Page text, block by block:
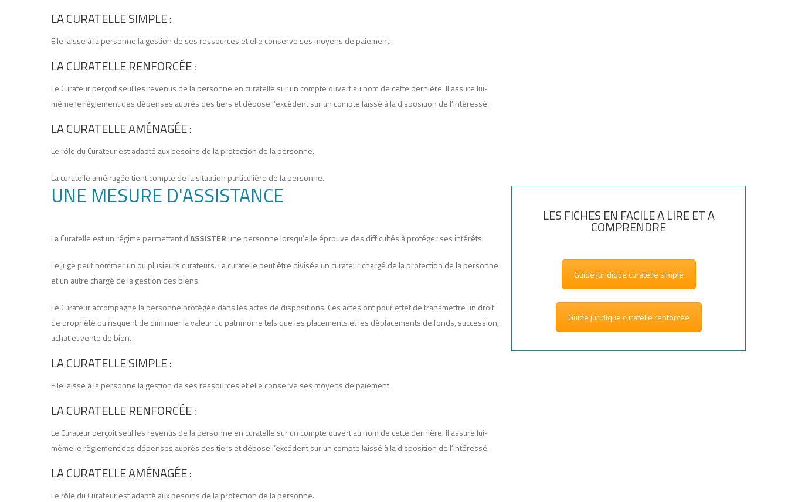
LA CURATELLE SIMPLE :
Elle laisse à la personne la gestion de ses ressources et elle conserve ses moyens de paiement.
LA CURATELLE RENFORCÉE :
Le Curateur perçoit seul les revenus de la personne en curatelle sur un compte ouvert au nom de cette dernière. Il assure lui-
même le règlement des dépenses auprès des tiers et dépose l’excédent sur un compte laissé à la disposition de l’intéressé.
LA CURATELLE AMÉNAGÉE :
Le rôle du Curateur est adapté aux besoins de la protection de la personne.
La curatelle aménagée tient compte de la situation particulière de la personne.
UNE MESURE D'ASSISTANCE
La Curatelle est un régime permettant d’ASSISTER une personne lorsqu’elle éprouve des difficultés à protéger ses intérêts.
Le juge peut nommer un ou plusieurs curateurs. La curatelle peut être divisée un curateur chargé de la protection de la personne
et un autre chargé de la gestion des biens.
Le Curateur accompagne la personne protégée dans les actes de dispositions. Ces actes ont pour effet de transmettre un droit
de propriété ou risquent de diminuer la valeur du patrimoine tels que les placements et les déplacements de fonds, succession,
achat et vente de bien…
LA CURATELLE SIMPLE :
Elle laisse à la personne la gestion de ses ressources et elle conserve ses moyens de paiement.
LA CURATELLE RENFORCÉE :
Le Curateur perçoit seul les revenus de la personne en curatelle sur un compte ouvert au nom de cette dernière. Il assure lui-
même le règlement des dépenses auprès des tiers et dépose l’excédent sur un compte laissé à la disposition de l’intéressé.
LA CURATELLE AMÉNAGÉE :
Le rôle du Curateur est adapté aux besoins de la protection de la personne.
LES FICHES EN FACILE A LIRE ET A
COMPRENDRE
Guide juridique curatelle simple
Guide juridique curatelle renforcée